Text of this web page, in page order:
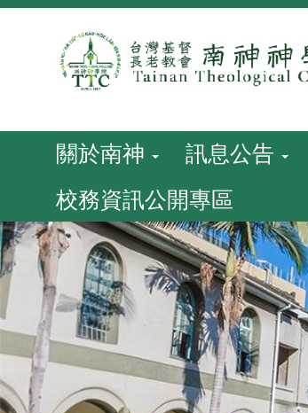
跳
關於南神 訊息公告
校務資訊公開專區